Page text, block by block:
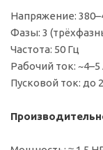
Напряжение:
Фазы: 3
Частота: 50 Гц
Рабочий ток:
Пусковой ток: до